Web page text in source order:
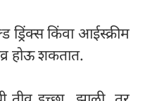
किंवा आईस्क्रीम
होऊ शकतात.